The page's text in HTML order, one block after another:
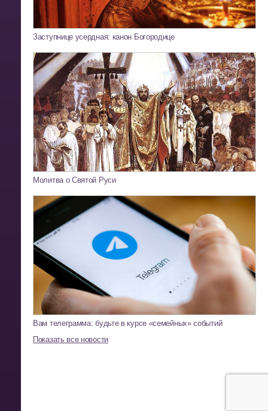
Заступнице усердная: канон Богородице
Молитва о Святой Руси
Вам телеграмма: будьте в курсе «семейных» событий
Показать все новости